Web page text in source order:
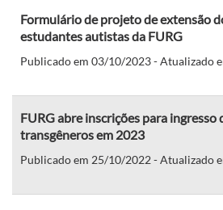
Formulário de projeto de extensão
estudantes autistas da FURG
Publicado em 03/10/2023 - Atualizado
FURG abre inscrições para ingresso
transgêneros em 2023
Publicado em 25/10/2022 - Atualizado